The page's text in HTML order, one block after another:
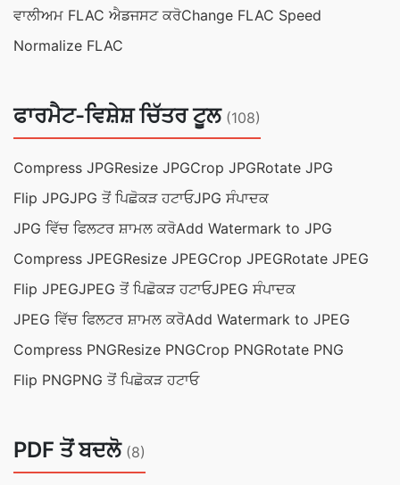
ਵਾਲੀਅਮ FLAC ਐਡਜਸਟ ਕਰੋChange FLAC Speed
Normalize FLAC
ਫਾਰਮੈਟ-ਵਿਸ਼ੇਸ਼ ਚਿੱਤਰ ਟੂਲ (108)
Compress JPGResize JPGCrop JPGRotate JPG
Flip JPGJPG ਤੋਂ ਪਿਛੋਕੜ ਹਟਾਓJPG ਸੰਪਾਦਕ
JPG ਵਿੱਚ ਫਿਲਟਰ ਸ਼ਾਮਲ ਕਰੋAdd Watermark to JPG
Compress JPEGResize JPEGCrop JPEGRotate JPEG
Flip JPEGJPEG ਤੋਂ ਪਿਛੋਕੜ ਹਟਾਓJPEG ਸੰਪਾਦਕ
JPEG ਵਿੱਚ ਫਿਲਟਰ ਸ਼ਾਮਲ ਕਰੋAdd Watermark to JPEG
Compress PNGResize PNGCrop PNGRotate PNG
Flip PNGPNG ਤੋਂ ਪਿਛੋਕੜ ਹਟਾਓ
PDF ਤੋਂ ਬਦਲੋ (8)